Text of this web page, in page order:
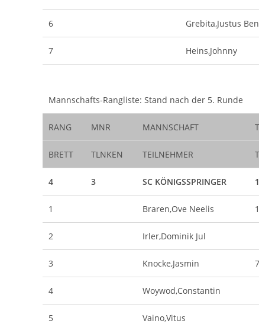
6 Grebita,Justus Ben
7 Heins,Johnny
Mannschafts-Rangliste: Stand nach der 5. Runde
RANG MNR MANNSCHAFT
BRETT TLNKEN TEILNEHMER
4 3 SC KÖNIGSSPRINGER
1 Braren,Ove Neelis
2 Irler,Dominik Jul
3 Knocke,Jasmin
4 Woywod,Constantin
5 Vaino,Vitus